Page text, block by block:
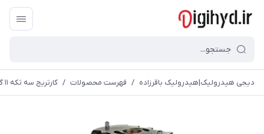
دیجی هیدرولیک|هیدرولیک باقرزاده / فهرست محصولات / کارتریج سه تکه ۱۱ گالن (20V۱۱)| صنایع هیدرولیک ایرانیان